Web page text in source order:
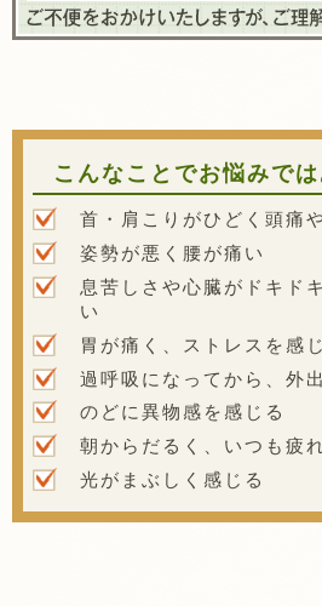
こんなことでお悩みで
首・肩こりがひどく頭痛
姿勢が悪く腰が痛い
息苦しさや心臓がドキド
い
胃が痛く、ストレスを感
過呼吸になってから、外
のどに異物感を感じる
朝からだるく、いつも疲
光がまぶしく感じる